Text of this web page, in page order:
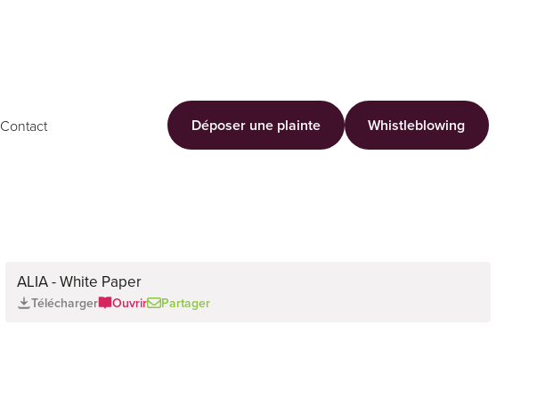
Contact Déposer une plainte Whistleblowing
ALIA - White Paper
Télécharger Ouvrir Partager